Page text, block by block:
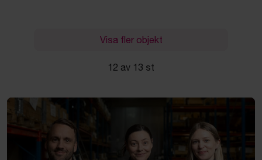
Visa fler objekt
12 av 13 st